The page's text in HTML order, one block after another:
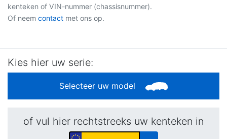
kenteken of VIN-nummer (chassisnummer).
Of neem contact met ons op.
Kies hier uw serie:
Selecteer uw model
of vul hier rechtstreeks uw kenteken in